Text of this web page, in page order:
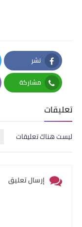
نشر
Facebook
مشاركة
Whatsapp
تعليقات
ليست هناك تعليقات
إرسال تعليق